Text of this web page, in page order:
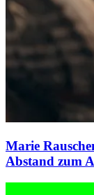
Marie
Abstand zum